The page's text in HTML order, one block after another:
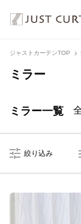
ジャストカーテンTOP
ミラー
ミラー一覧
絞り込み